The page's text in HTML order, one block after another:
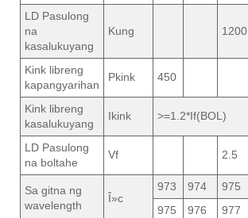
LD Pasulong
na
kasalukuyang
Kung 1200
Kink libreng
kapangyarihan
Pkink 450
Kink libreng
kasalukuyang
Ikink >=1.2*If(BOL)
LD Pasulong
na boltahe
Vf 2.5
Sa gitna ng
wavelength
Î»c
973 974
975
975 976
977